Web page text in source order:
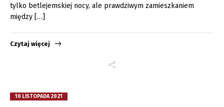
tylko betlejemskiej nocy, ale prawdziwym zamieszkaniem
między […]
Czytaj więcej
10 LISTOPADA 2021